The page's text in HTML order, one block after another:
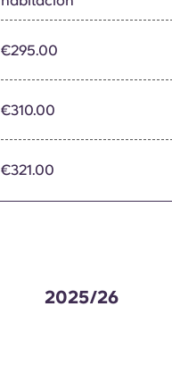
€295.00
€310.00
€321.00
2025/26